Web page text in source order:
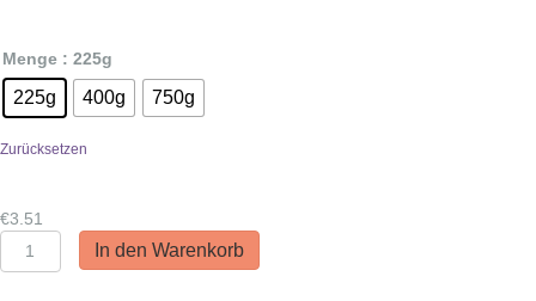
Menge : 225g
225g 400g 750g
Zurücksetzen
€3.51
PetSolut:
BARF
In den Warenkorb